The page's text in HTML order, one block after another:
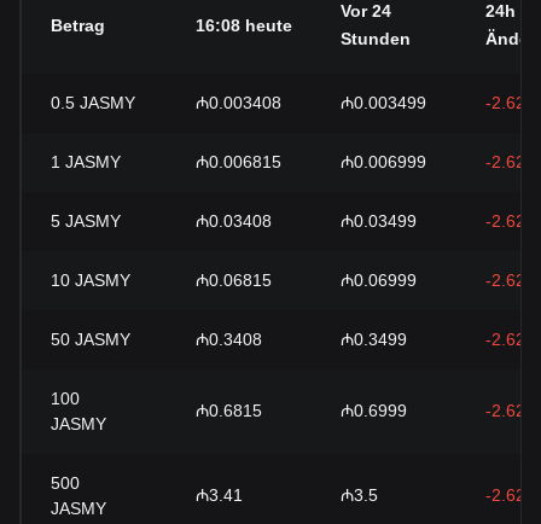
Betrag 16:08 heute
Vor 24
Stunden
24h
0.5 JASMY ₼0.003408 ₼0.003499 -2.62%
1 JASMY ₼0.006815 ₼0.006999 -2.62%
5 JASMY ₼0.03408 ₼0.03499 -2.62%
10 JASMY ₼0.06815 ₼0.06999 -2.62%
50 JASMY ₼0.3408 ₼0.3499 -2.62%
100
JASMY
₼0.6815 ₼0.6999 -2.62%
500
JASMY
₼3.41 ₼3.5 -2.62%